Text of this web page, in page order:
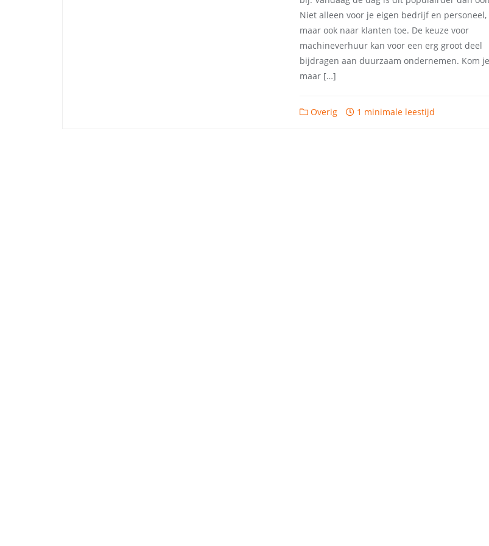
Niet alleen voor je eigen bedrijf en personeel,
maar ook naar klanten toe. De keuze voor
machineverhuur kan voor een erg groot deel
bijdragen aan duurzaam ondernemen. Kom je
maar […]
Overig 1 minimale leestijd